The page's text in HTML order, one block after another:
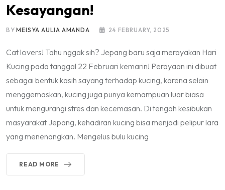
Kesayangan!
BYMEISYA AULIA AMANDA 24 FEBRUARY, 2025
Cat lovers! Tahu nggak sih? Jepang baru saja merayakan Hari
Kucing pada tanggal 22 Februari kemarin! Perayaan ini dibuat
sebagai bentuk kasih sayang terhadap kucing, karena selain
menggemaskan, kucing juga punya kemampuan luar biasa
untuk mengurangi stres dan kecemasan. Di tengah kesibukan
masyarakat Jepang, kehadiran kucing bisa menjadi pelipur lara
yang menenangkan. Mengelus bulu kucing
READ MORE